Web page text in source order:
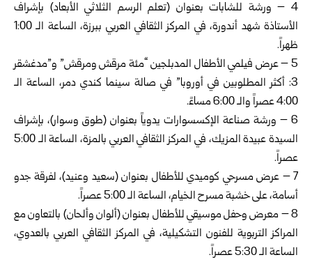
4 – ورشة للشابات بعنوان (تعلم الرسم الثلاثي الأبعاد) بإشراف
الأستاذة شهد أندورة، في المركز الثقافي العربي ببرزة، الساعة الـ 1:00
ظهراً.
5 – عرض فيلمي الأطفال المدبلجين “مئة مرقش ومرقش” و”مدغشقر
3: أكثر المطلوبين في أوروبا” في صالة سينما كندي دمر، الساعة الـ
4:00 عصراً والـ 6:00 مساءً.
6 – ورشة صناعة الإكسسوارات يدوياً بعنوان (طوق وسوار)، بإشراف
السيدة عبيدة المزيك، في المركز الثقافي العربي بالمزة، الساعة الـ 5:00
عصراً.
7 – عرض مسرحي كوميدي للأطفال بعنوان (سعيد وعنيد)، لفرقة جدو
أسامة، على خشبة مسرح الخيام، الساعة الـ 5:00 عصراً.
8 – معرض وحفل موسيقي للأطفال بعنوان (ألوان وألحان) بالتعاون مع
المراكز التربوية للفنون التشكيلية، في المركز الثقافي العربي بالعدوي،
الساعة الـ 5:30 عصراً.